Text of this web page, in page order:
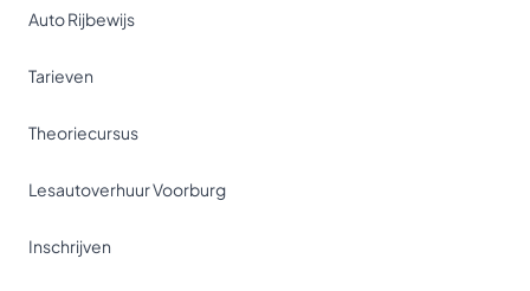
Auto Rijbewijs
Tarieven
Theoriecursus
Lesautoverhuur Voorburg
Inschrijven